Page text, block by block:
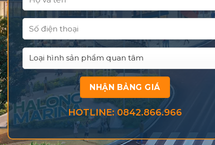
HOTLINE: 0842.866.966